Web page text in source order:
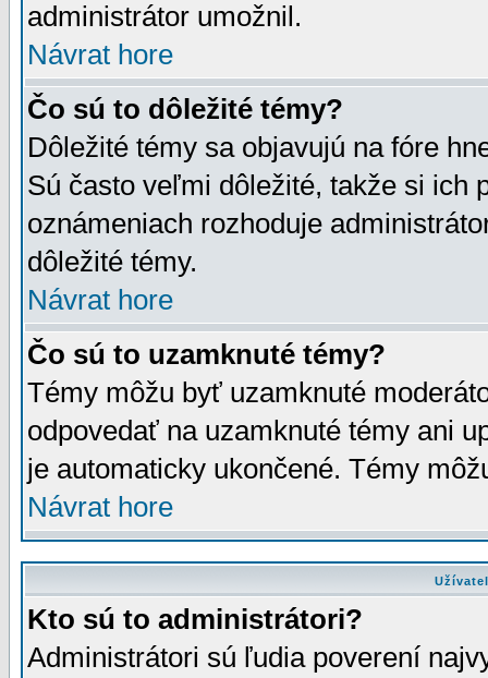
administrátor umožnil.
Návrat hore
Čo sú to dôležité témy?
Dôležité témy sa objavujú na fóre
Sú často veľmi dôležité, takže si ich
oznámeniach rozhoduje
dôležité témy.
Návrat hore
Čo sú to uzamknuté témy?
Témy môžu byť uzamknuté
odpovedať na uzamknuté témy ani
je automaticky ukončené. Témy
Návrat hore
Kto sú to administrátori?
Administrátori sú ľudia poverení